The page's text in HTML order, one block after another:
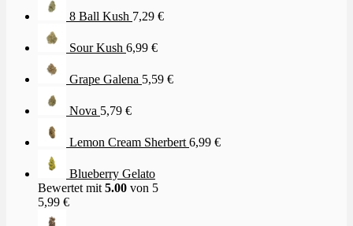
8 Ball Kush 7,29 €
Sour Kush 6,99 €
Grape Galena 5,59 €
Nova 5,79 €
Lemon Cream Sherbert 6,99 €
Blueberry Gelato
Bewertet mit 5.00 von 5
5,99 €